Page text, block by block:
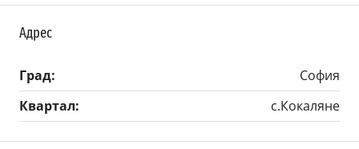
Адрес
Град:
София
Квартал:
с.Кокаляне